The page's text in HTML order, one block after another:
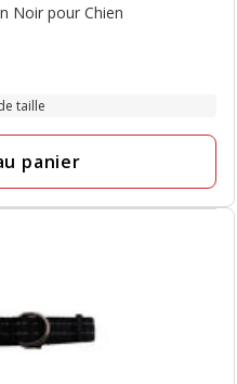
Noir pour Chien
taille
panier